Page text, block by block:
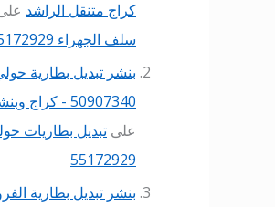
كراج متنقل الراشد
سلف الجهراء 55172929
بنشر تبديل بطارية
50907340 - كراج وبنشر الحمرا
على تبديل بطاريات
55172929
بنشر تبديل بطارية